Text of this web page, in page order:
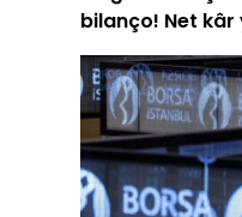
bilanço! Net kâr